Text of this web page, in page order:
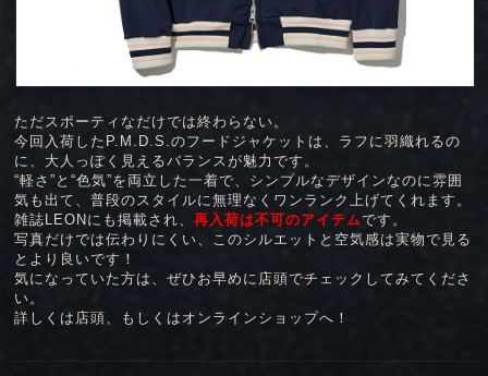
ただスポーティなだけでは終わらない。
今回入荷したP.M.D.S.のフードジャケットは、ラフに羽織れるの
に、大人っぽく見えるバランスが魅力です。
“軽さ”と“色気”を両立した一着で、シンプルなデザインなのに雰囲
気も出て、普段のスタイルに無理なくワンランク上げてくれます。
雑誌LEONにも掲載され、再入荷は不可のアイテムです。
写真だけでは伝わりにくい、このシルエットと空気感は実物で見る
とより良いです！
気になっていた方は、ぜひお早めに店頭でチェックしてみてくださ
い。
詳しくは店頭、もしくはオンラインショップへ！